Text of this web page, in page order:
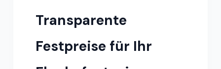
Transparente
Festpreise für Ihr